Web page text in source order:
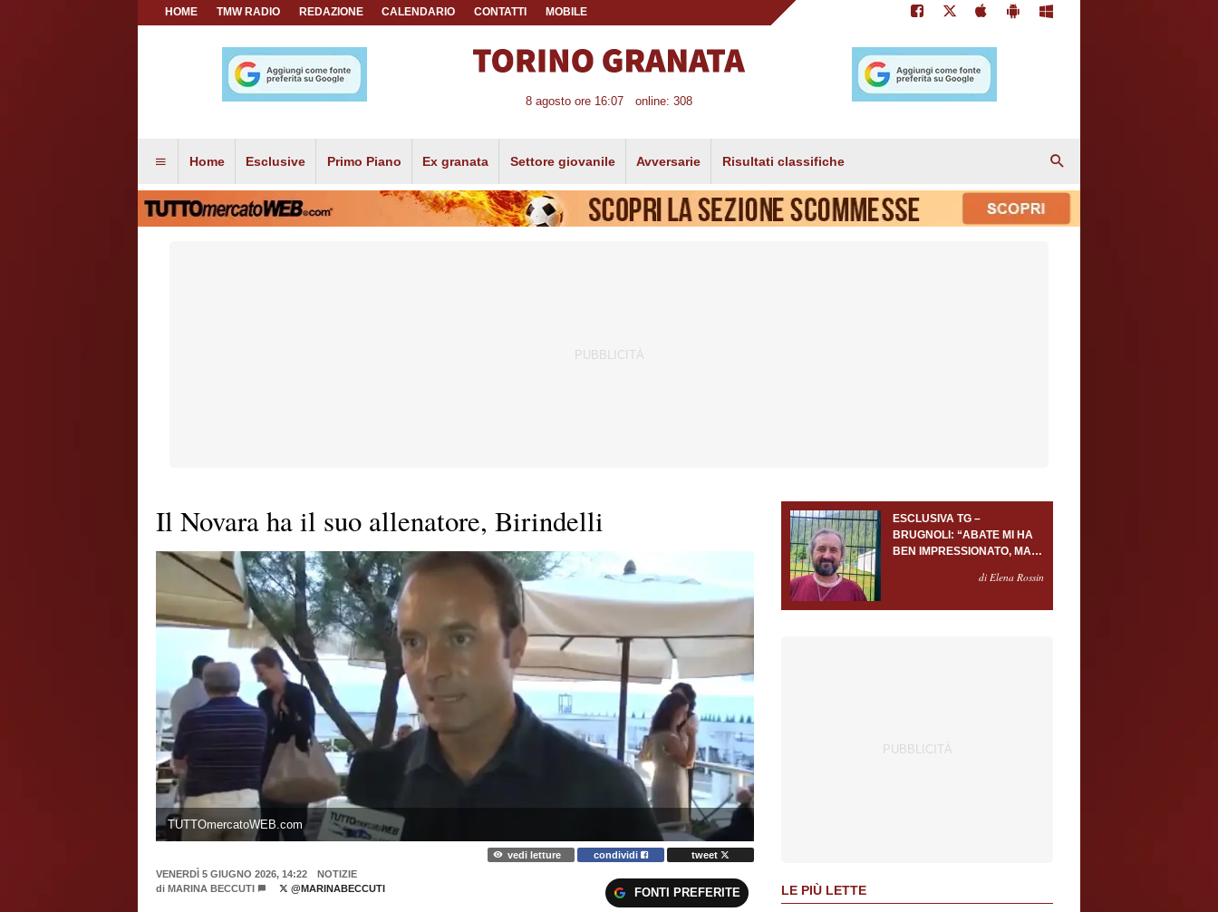
HOME TMW RADIO REDAZIONE CALENDARIO CONTATTI MOBILE
8 agosto ore 16:07 online: 308
Home Esclusive Primo Piano Ex granata Settore giovanile Avversarie Risultati classifiche
Il Novara ha il suo allenatore, Birindelli
TUTTOmercatoWEB.com
vedi letture condividi
tweet
VENERDÌ 5 GIUGNO 2026, 14:22
NOTIZIE
di MARINA BECCUTI @MARINABECCUTI FONTI PREFERITE
ESCLUSIVA TG –
BRUGNOLI: “ABATE MI HA
BEN IMPRESSIONATO, MA
PORTIERE SERVONOdi Elena Rossin
LE PIÙ LETTE